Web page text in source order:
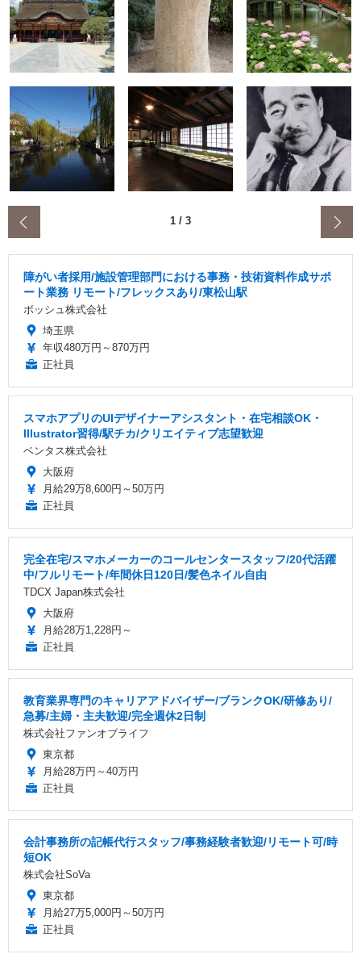
1 / 3
障がい者採用/施設管理部門における事務・技術資料作成サポ
ート業務 リモート/フレックスあり/東松山駅
ボッシュ株式会社
埼玉県
年収480万円～870万円
正社員
スマホアプリのUIデザイナーアシスタント・在宅相談OK・
Illustrator習得/駅チカ/クリエイティブ志望歓迎
ベンタス株式会社
大阪府
月給29万8,600円～50万円
正社員
完全在宅/スマホメーカーのコールセンタースタッフ/20代活躍
中/フルリモート/年間休日120日/髪色ネイル自由
TDCX Japan株式会社
大阪府
月給28万1,228円～
正社員
教育業界専門のキャリアアドバイザー/ブランクOK/研修あり/
急募/主婦・主夫歓迎/完全週休2日制
株式会社ファンオブライフ
東京都
月給28万円～40万円
正社員
会計事務所の記帳代行スタッフ/事務経験者歓迎/リモート可/時
短OK
株式会社SoVa
東京都
月給27万5,000円～50万円
正社員